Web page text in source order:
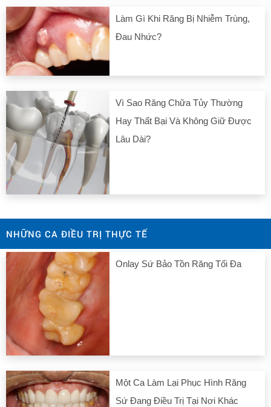
Làm Gì Khi Răng Bị Nhiễm Trùng,
Đau Nhức?
Vì Sao Răng Chữa Tủy Thường
Hay Thất Bại Và Không Giữ Được
Lâu Dài?
NHỮNG CA ĐIỀU TRỊ THỰC TẾ
Onlay Sứ Bảo Tồn Răng Tối Đa
Một Ca Làm Lại Phục Hình Răng
Sứ Đang Điều Trị Tại Nơi Khác